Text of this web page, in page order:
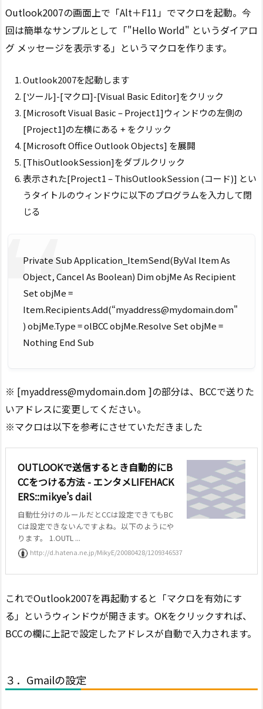
Outlook2007の画面上で「Alt＋F11」でマクロを起動。今
回は簡単なサンプルとして「"Hello World" というダイアロ
グ メッセージを表示する」というマクロを作ります。
Outlook2007を起動します
[ツール]-[マクロ]-[Visual Basic Editor]をクリック
[Microsoft Visual Basic – Project1]ウィンドウの左側の
[Project1]の左横にある + をクリック
[Microsoft Office Outlook Objects] を展開
[ThisOutlookSession]をダブルクリック
表示された[Project1 – ThisOutlookSession (コード)] とい
うタイトルのウィンドウに以下のプログラムを入力して閉
じる
Private Sub Application_ItemSend(ByVal Item As
Object, Cancel As Boolean) Dim objMe As Recipient
Set objMe =
Item.Recipients.Add(“myaddress@mydomain.dom"
) objMe.Type = olBCC objMe.Resolve Set objMe =
Nothing End Sub
※ [myaddress@mydomain.dom ]の部分は、BCCで送りた
いアドレスに変更してください。
※マクロは以下を参考にさせていただきました
OUTLOOKで送信するとき自動的にB
CCをつける方法 - エンタメLIFEHACK
ERS::mikye’s dail
自動仕分けのルールだとCCは設定できてもBC
Cは設定できないんですよね。以下のようにや
ります。 1.OUTL ...
http://d.hatena.ne.jp/MikyE/20080428/1209346537
これでOutlook2007を再起動すると「マクロを有効にす
る」というウィンドウが開きます。OKをクリックすれば、
BCCの欄に上記で設定したアドレスが自動で入力されます。
３．Gmailの設定